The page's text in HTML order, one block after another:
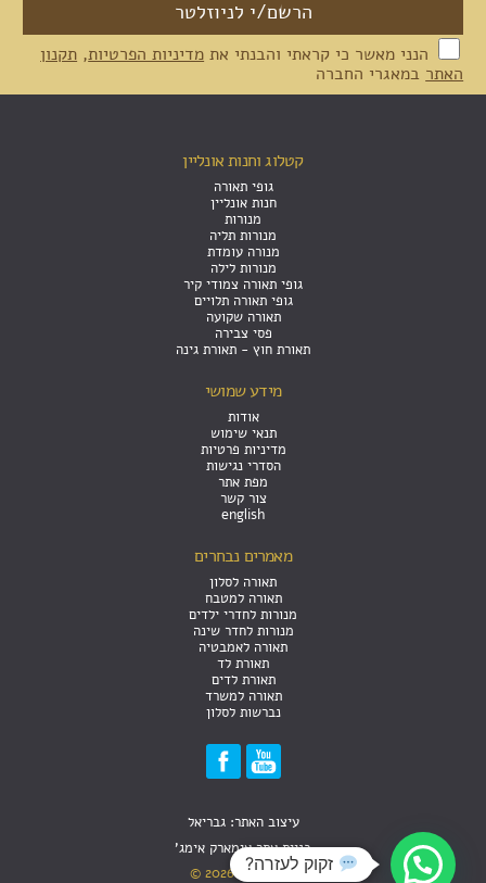
הנני מאשר כי קראתי והבנתי את מדיניות הפרטיות, תקנון
האתר במאגרי החברה
קטלוג וחנות אונליין
גופי תאורה
חנות אונליין
מנורות
מנורות תליה
מנורה עומדת
מנורות לילה
גופי תאורה צמודי קיר
גופי תאורה תלויים
תאורה שקועה
פסי צבירה
תאורת חוץ - תאורת גינה
מידע שמושי
אודות
תנאי שימוש
מדיניות פרטיות
הסדרי נגישות
מפת אתר
צור קשר
english
מאמרים נבחרים
תאורה לסלון
תאורה למטבח
מנורות לחדרי ילדים
מנורות לחדר שינה
תאורה לאמבטיה
תאורת לד
תאורת לדים
תאורה למשרד
נברשות לסלון
עיצוב האתר: גבריאל
בניית אתר אימארק אימג'
קרני תכלת 2026 ©
זקוק לעזרה?